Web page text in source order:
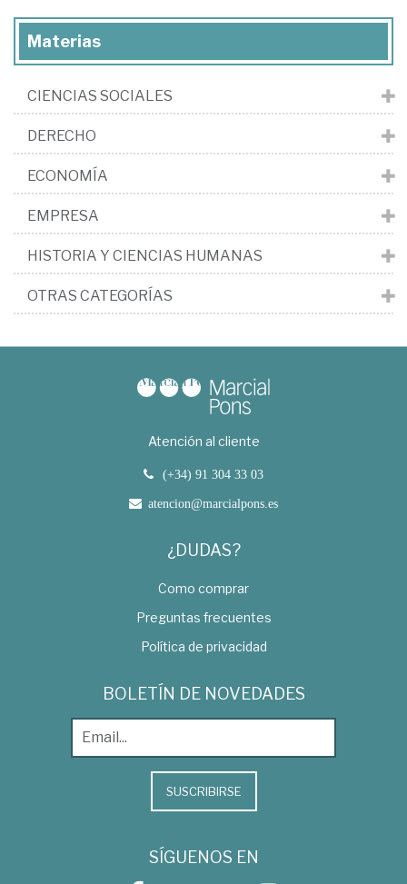
Materias
CIENCIAS SOCIALES
DERECHO
ECONOMÍA
EMPRESA
HISTORIA Y CIENCIAS HUMANAS
OTRAS CATEGORÍAS
Atención al cliente
(+34) 91 304 33 03
atencion@marcialpons.es
¿DUDAS?
Como comprar
Preguntas frecuentes
Política de privacidad
BOLETÍN DE NOVEDADES
SUSCRIBIRSE
SÍGUENOS EN